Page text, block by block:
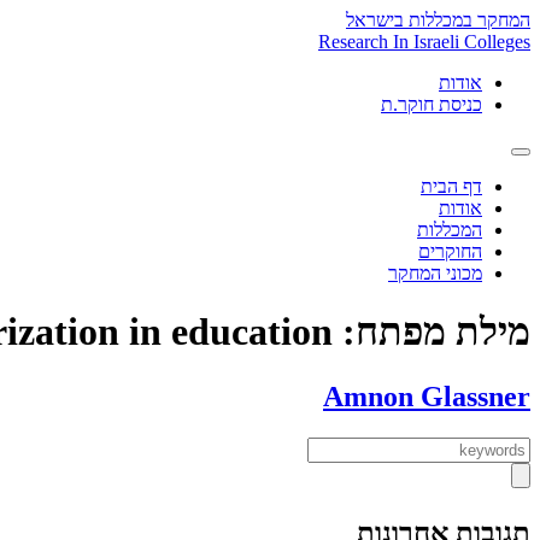
Skip
to
המחקר במכללות בישראל
Research In Israeli Colleges
אודות
כניסת חוקר.ת
דף הבית
אודות
המכללות
החוקרים
מכוני המחקר
מילת מפתח: in education
Amnon Glassner
תגובות אחרונות